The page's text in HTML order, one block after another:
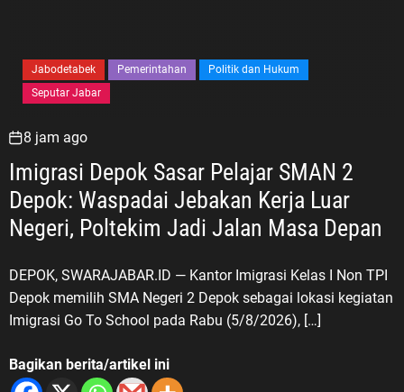
Jabodetabek Pemerintahan
Politik dan Hukum
Seputar Jabar
8 jam ago
Imigrasi Depok Sasar Pelajar SMAN 2
Depok: Waspadai Jebakan Kerja Luar
DEPOK, SWARAJABAR.ID — Kantor Imigrasi Kelas I Non TPI
Depok memilih SMA Negeri 2 Depok sebagai lokasi kegiatan
Imigrasi Go To School pada Rabu (5/8/2026), […]
Bagikan berita/artikel ini